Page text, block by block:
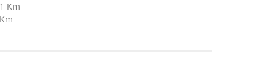
Km